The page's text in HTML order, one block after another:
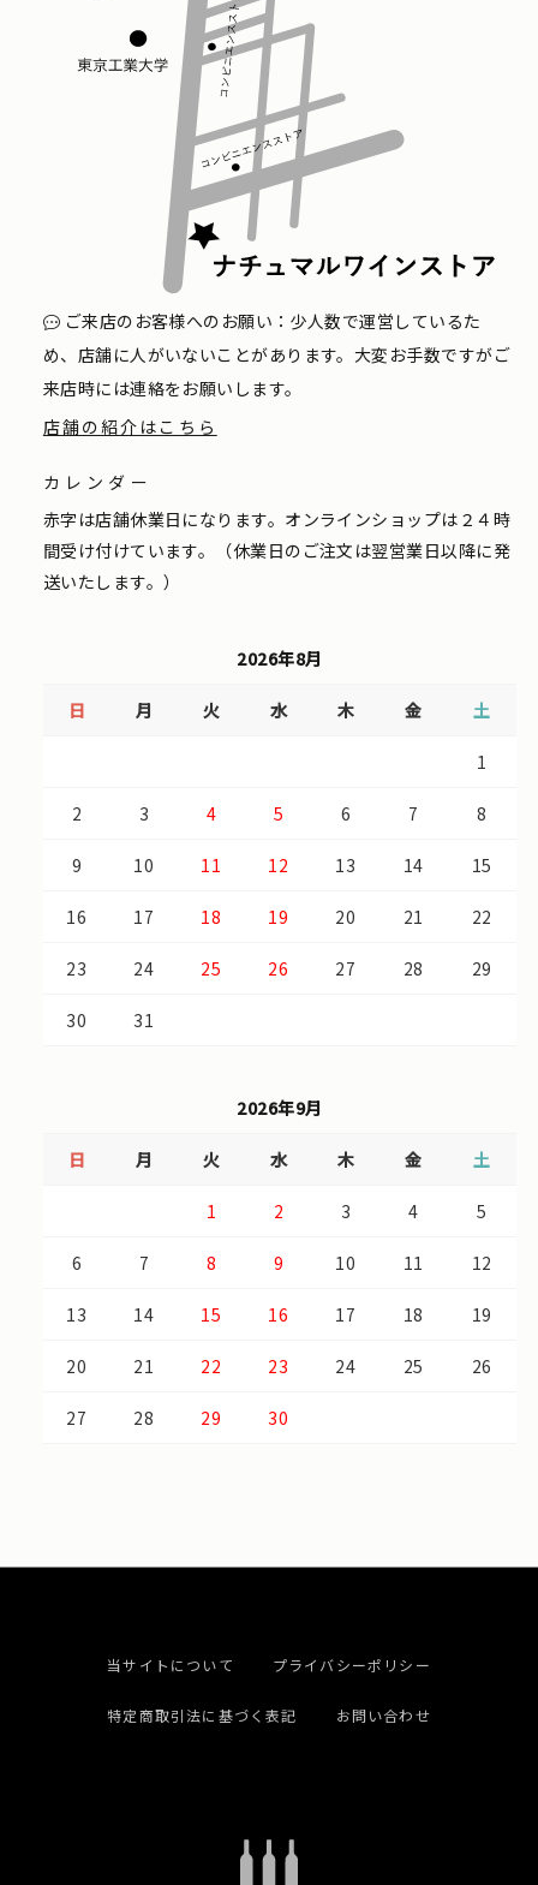
ご来店のお客様へのお願い：少人数で運営しているた
め、店舗に人がいないことがあります。大変お手数ですがご
来店時には連絡をお願いします。
店舗の紹介はこちら
カレンダー
赤字は店舗休業日になります。オンラインショップは２４時
間受け付けています。（休業日のご注文は翌営業日以降に発
送いたします。）
2026年8月
日 月 火 水 木 金 土
1
2 3 4 5 6 7 8
9 10 11 12 13 14 15
16 17 18 19 20 21 22
23 24 25 26 27 28 29
30 31
2026年9月
日 月 火 水 木 金 土
1 2 3 4 5
6 7 8 9 10 11 12
13 14 15 16 17 18 19
20 21 22 23 24 25 26
27 28 29 30
当サイトについて プライバシーポリシー
特定商取引法に基づく表記 お問い合わせ